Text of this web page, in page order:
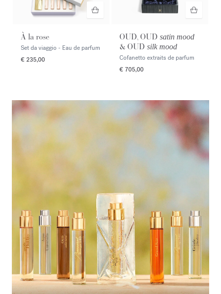
À la rose
Set da viaggio - Eau de parfum
€ 235,00
OUD, OUD satin mood
& OUD silk mood
Cofanetto extraits de parfum
€ 705,00
<p><span style="color:#ffffff;">Scopri la selezione</span></p>